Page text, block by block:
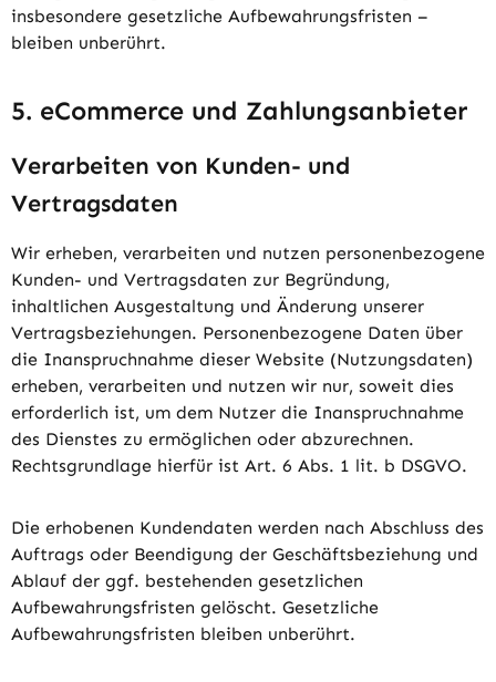
insbesondere gesetzliche Aufbewahrungsfristen –
bleiben unberührt.
5. eCommerce und Zahlungs­anbieter
Verarbeiten von Kunden- und
Vertragsdaten
Wir erheben, verarbeiten und nutzen personenbezogene
Kunden- und Vertragsdaten zur Begründung,
inhaltlichen Ausgestaltung und Änderung unserer
Vertragsbeziehungen. Personenbezogene Daten über
die Inanspruchnahme dieser Website (Nutzungsdaten)
erheben, verarbeiten und nutzen wir nur, soweit dies
erforderlich ist, um dem Nutzer die Inanspruchnahme
des Dienstes zu ermöglichen oder abzurechnen.
Rechtsgrundlage hierfür ist Art. 6 Abs. 1 lit. b DSGVO.
Die erhobenen Kundendaten werden nach Abschluss des
Auftrags oder Beendigung der Geschäftsbeziehung und
Ablauf der ggf. bestehenden gesetzlichen
Aufbewahrungsfristen gelöscht. Gesetzliche
Aufbewahrungsfristen bleiben unberührt.